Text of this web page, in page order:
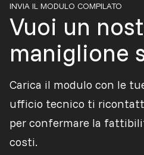
INVIA IL MODULO COMPILATO
Vuoi un
maniglione
Carica il modulo con le
ufficio tecnico ti
per confermare la
costi.